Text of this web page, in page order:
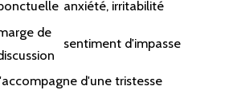
anxiété, irritabilité
de
sentiment d'impasse
d'une tristesse